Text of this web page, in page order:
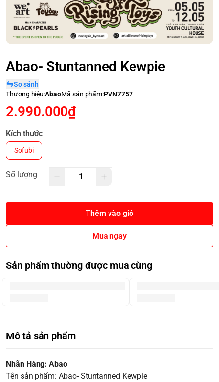
Abao- Stuntanned Kewpie
So sánh
Thương hiệu:AbaoMã sản phẩm:PVN7757
2.990.000₫
Kích thước
Sofubi
Số lượng
Thêm vào giỏ
Mua ngay
Sản phẩm thường được mua cùng
Mô tả sản phẩm
Nhãn Hàng: Abao
Tên sản phẩm: Abao- Stuntanned Kewpie